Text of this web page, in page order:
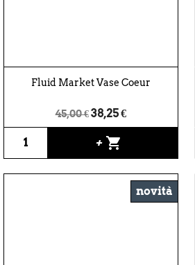
Fluid Market Vase Coeur
45,00 € 38,25 €
+ shopping_cart
novità